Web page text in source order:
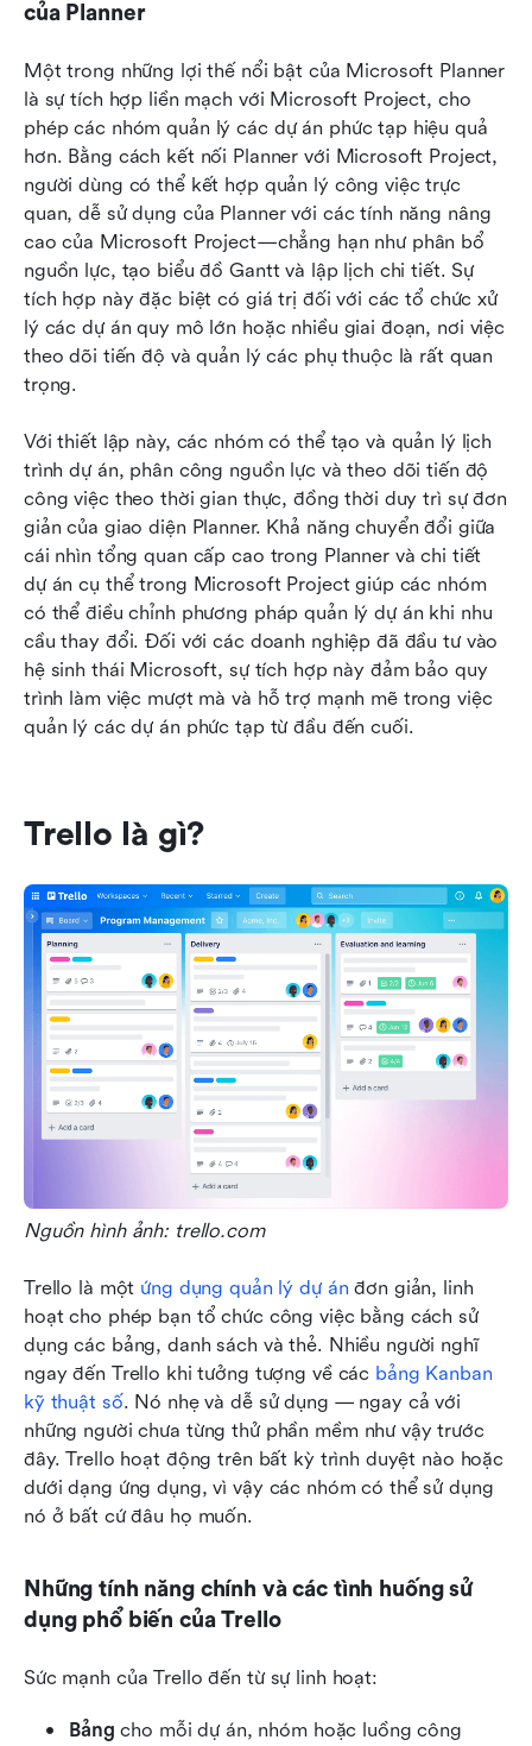
của Planner
Một trong những lợi thế nổi bật của Microsoft Planner
là sự tích hợp liền mạch với Microsoft Project, cho
phép các nhóm quản lý các dự án phức tạp hiệu quả
hơn. Bằng cách kết nối Planner với Microsoft Project,
người dùng có thể kết hợp quản lý công việc trực
quan, dễ sử dụng của Planner với các tính năng nâng
cao của Microsoft Project—chẳng hạn như phân bổ
nguồn lực, tạo biểu đồ Gantt và lập lịch chi tiết. Sự
tích hợp này đặc biệt có giá trị đối với các tổ chức xử
lý các dự án quy mô lớn hoặc nhiều giai đoạn, nơi việc
theo dõi tiến độ và quản lý các phụ thuộc là rất quan
trọng.
Với thiết lập này, các nhóm có thể tạo và quản lý lịch
trình dự án, phân công nguồn lực và theo dõi tiến độ
công việc theo thời gian thực, đồng thời duy trì sự đơn
giản của giao diện Planner. Khả năng chuyển đổi giữa
cái nhìn tổng quan cấp cao trong Planner và chi tiết
dự án cụ thể trong Microsoft Project giúp các nhóm
có thể điều chỉnh phương pháp quản lý dự án khi nhu
cầu thay đổi. Đối với các doanh nghiệp đã đầu tư vào
hệ sinh thái Microsoft, sự tích hợp này đảm bảo quy
trình làm việc mượt mà và hỗ trợ mạnh mẽ trong việc
quản lý các dự án phức tạp từ đầu đến cuối.
Trello là gì?
Nguồn hình ảnh: trello.com
Trello là một ứng dụng quản lý dự án đơn giản, linh
hoạt cho phép bạn tổ chức công việc bằng cách sử
dụng các bảng, danh sách và thẻ. Nhiều người nghĩ
ngay đến Trello khi tưởng tượng về các bảng Kanban
kỹ thuật số. Nó nhẹ và dễ sử dụng — ngay cả với
những người chưa từng thử phần mềm như vậy trước
đây. Trello hoạt động trên bất kỳ trình duyệt nào hoặc
dưới dạng ứng dụng, vì vậy các nhóm có thể sử dụng
nó ở bất cứ đâu họ muốn.
Những tính năng chính và các tình huống sử
dụng phổ biến của Trello
Sức mạnh của Trello đến từ sự linh hoạt:
Bảng cho mỗi dự án, nhóm hoặc luồng công